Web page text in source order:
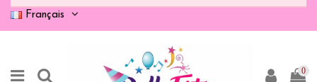
Français
0